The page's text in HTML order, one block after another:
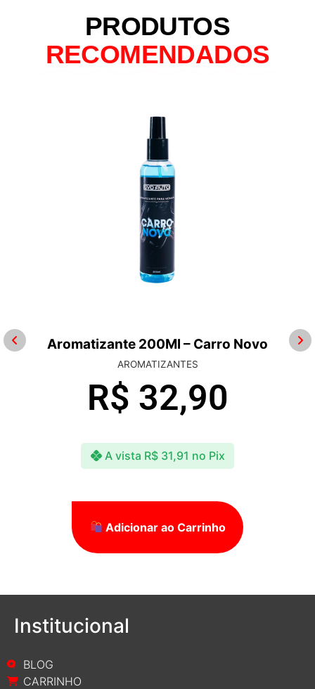
PRODUTOS
RECOMENDADOS
Aromatizante 200Ml – Carro Novo
AROMATIZANTES
R$ 32,90
A vista R$31,91 no Pix
Adicionar ao Carrinho
Institucional
BLOG
CARRINHO